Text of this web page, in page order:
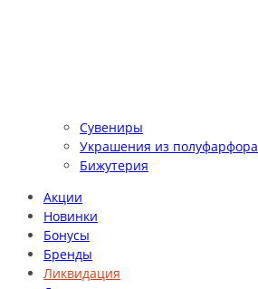
Сувениры
Украшения из полуфарфора
Бижутерия
Акции
Новинки
Бонусы
Бренды
Ликвидация